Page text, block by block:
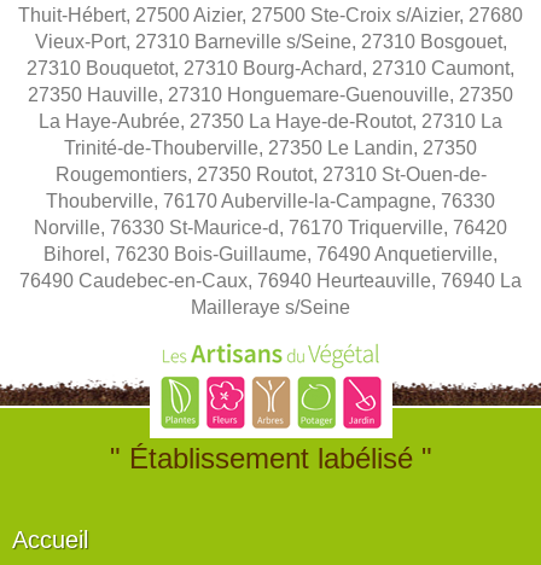
Thuit-Hébert, 27500 Aizier, 27500 Ste-Croix s/Aizier, 27680
Vieux-Port, 27310 Barneville s/Seine, 27310 Bosgouet,
27310 Bouquetot, 27310 Bourg-Achard, 27310 Caumont,
27350 Hauville, 27310 Honguemare-Guenouville, 27350
La Haye-Aubrée, 27350 La Haye-de-Routot, 27310 La
Trinité-de-Thouberville, 27350 Le Landin, 27350
Rougemontiers, 27350 Routot, 27310 St-Ouen-de-
Thouberville, 76170 Auberville-la-Campagne, 76330
Norville, 76330 St-Maurice-d, 76170 Triquerville, 76420
Bihorel, 76230 Bois-Guillaume, 76490 Anquetierville,
76490 Caudebec-en-Caux, 76940 Heurteauville, 76940 La
Mailleraye s/Seine
" Établissement labélisé "
Accueil